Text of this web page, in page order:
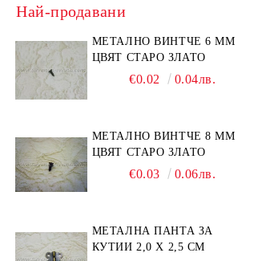
Най-продавани
МЕТАЛНО ВИНТЧЕ 6 ММ
ЦВЯТ СТАРО ЗЛАТО
€0.02 0.04лв.
МЕТАЛНО ВИНТЧЕ 8 ММ
ЦВЯТ СТАРО ЗЛАТО
€0.03 0.06лв.
МЕТАЛНА ПАНТА ЗА
КУТИИ 2,0 Х 2,5 СМ